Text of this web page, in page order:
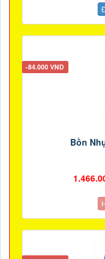
-84.000 VND
Bồn